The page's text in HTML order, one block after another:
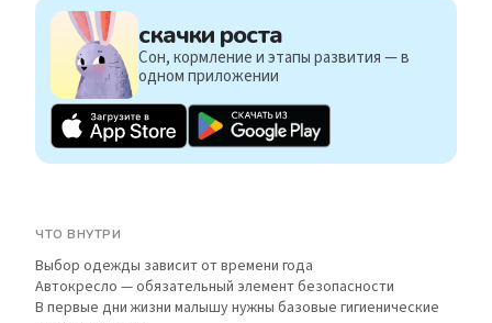
скачки роста
Сон, кормление и этапы развития — в
одном приложении
ЧТО ВНУТРИ
Выбор одежды зависит от времени года
Автокресло — обязательный элемент безопасности
В первые дни жизни малышу нужны базовые гигиенические